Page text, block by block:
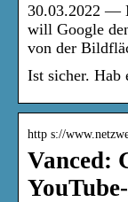
30.03.2022 —
will Google
von der
Ist sicher. Hab
http s://
Vanced: